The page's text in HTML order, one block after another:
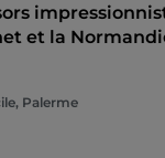
et la
Palerme